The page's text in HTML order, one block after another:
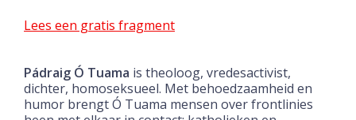
Lees een gratis fragment
Pádraig Ó Tuama is theoloog, vredesactivist,
dichter, homoseksueel. Met behoedzaamheid en
humor brengt Ó Tuama mensen over frontlinies